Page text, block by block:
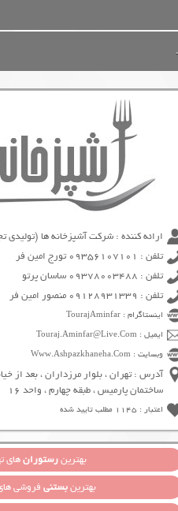
ارائه کننده : شرکت آشپزخانه ها (تولیدی
تلفن : 09356107101 تورج امین فر
تلفن : 09378003488 ساسان پرتو
تلفن : 09128931339 منصور امین فر
اینستاگرام : TourajAminfar
ایمیل : Touraj.Aminfar@Live.Com
وبسایت : Www.Ashpazkhaneha.Com
ساختمان پارمیس ، طبقه چهارم ، واحد 16
اعتبار : 1145 مطلب تایید شده
بهترینرستورانهای
بهترینبستنیفروشی